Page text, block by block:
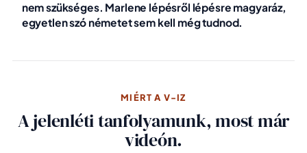
nem szükséges. Marlene lépésről lépésre magyaráz,
egyetlen szó németet sem kell még tudnod.
MIÉRT A V-IZ
A jelenléti tanfolyamunk, most már
videón.